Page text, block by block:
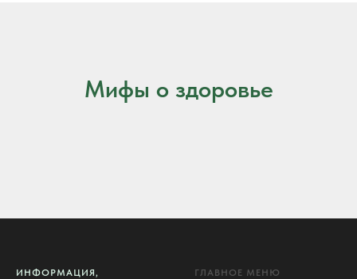
Мифы о здоровье
ИНФОРМАЦИЯ,
ГЛАВНОЕ МЕНЮ